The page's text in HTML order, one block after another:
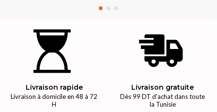
Livraison rapide
Livraison à domicile en 48 à 72
H
Livraison gratuite
Dès 99 DT d'achat dans toute
la Tunisie